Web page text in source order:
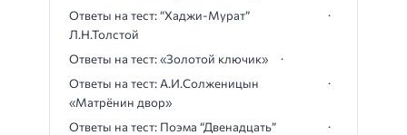
Ответы на тест: “Хаджи-Мурат”
Л.Н.Толстой
Ответы на тест: «Золотой ключик»
Ответы на тест: А.И.Солженицын
«Матрёнин двор»
Ответы на тест: Поэма “Двенадцать”